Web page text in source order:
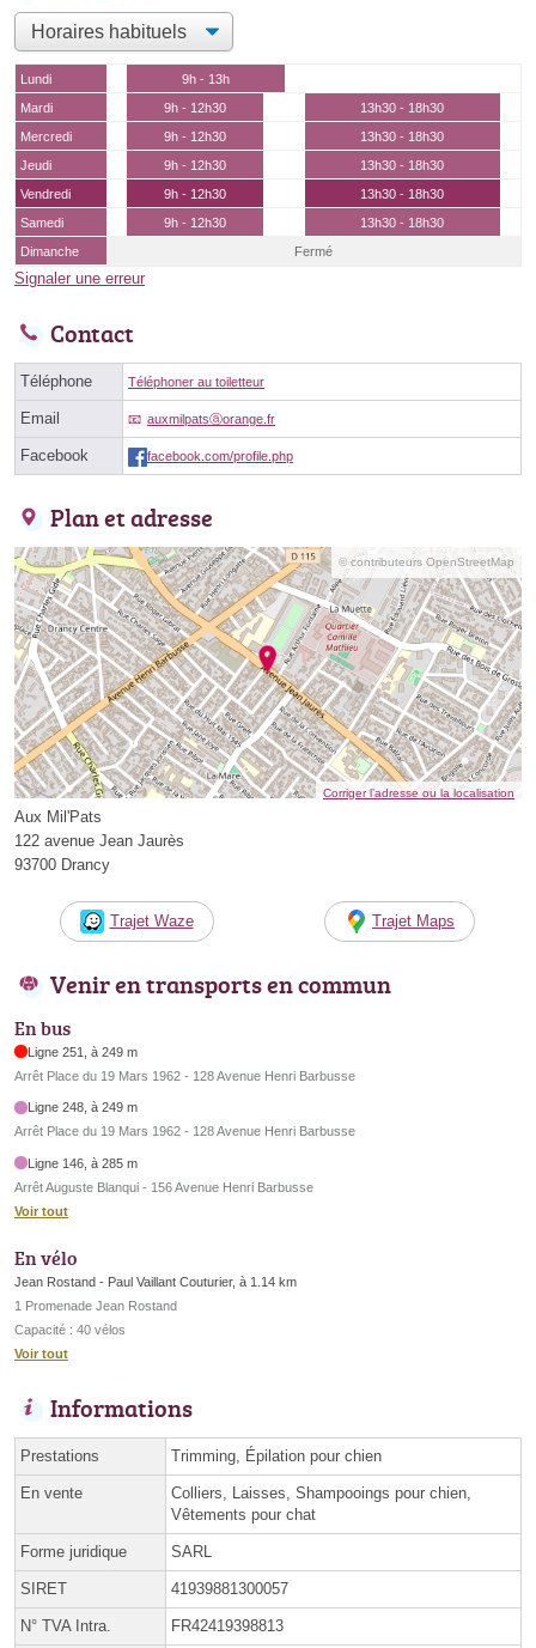
Lundi
9h - 13h
Mardi
9h - 12h30
13h30 - 18h30
Mercredi
9h - 12h30
13h30 - 18h30
Jeudi
9h - 12h30
13h30 - 18h30
Vendredi
9h - 12h30
13h30 - 18h30
Samedi
9h - 12h30
13h30 - 18h30
Dimanche
Fermé
Signaler une erreur
Contact
Téléphone Téléphoner au toiletteur
Email auxmilpatsⓐorange.fr
Facebook facebook.com/profile.php
Plan et adresse
© contributeurs OpenStreetMap
Corriger l’adresse ou la localisation
Aux Mil'Pats
122 avenue Jean Jaurès
93700 Drancy
Trajet Waze Trajet Maps
Venir en transports en commun
En bus
Ligne 251, à 249 m
Arrêt Place du 19 Mars 1962 - 128 Avenue Henri Barbusse
Ligne 248, à 249 m
Arrêt Place du 19 Mars 1962 - 128 Avenue Henri Barbusse
Ligne 146, à 285 m
Arrêt Auguste Blanqui - 156 Avenue Henri Barbusse
Voir tout
En vélo
Jean Rostand - Paul Vaillant Couturier, à 1.14 km
1 Promenade Jean Rostand
Capacité : 40 vélos
Voir tout
Informations
Prestations Trimming, Épilation pour chien
En vente
Colliers, Laisses, Shampooings pour chien,
Vêtements pour chat
Forme juridique SARL
SIRET 41939881300057
N° TVA Intra. FR42419398813